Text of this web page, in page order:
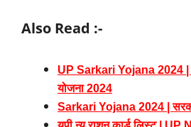
Also Read :-
UP Sarkari Yojana 2024 |
योजना 2024
Sarkari Yojana 2024 |